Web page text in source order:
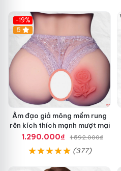
-19%
Hot
5
Âm đạo giả mông mềm rung
rên kích thích mạnh mượt mại
1.290.000₫
1.592.000₫
(377)